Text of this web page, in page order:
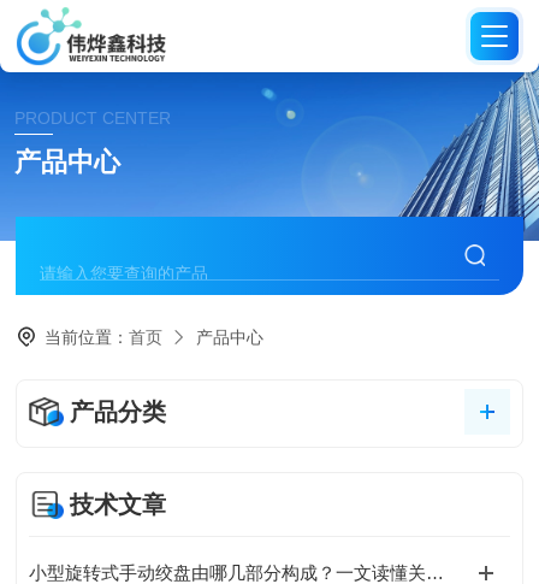
PRODUCT CENTER
产品中心
当前位置：首页 产品中心
产品分类
技术文章
小型旋转式手动绞盘由哪几部分构成？一文读懂关键组成！